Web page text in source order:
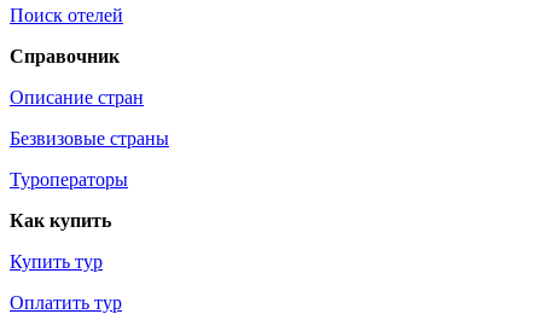
Поиск отелей
Справочник
Описание стран
Безвизовые страны
Туроператоры
Как купить
Купить тур
Оплатить тур